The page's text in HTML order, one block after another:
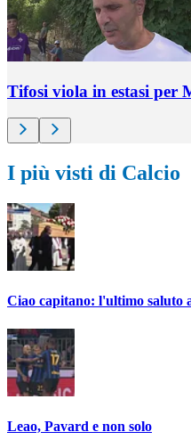
Tifosi viola in estasi per
I più visti di Calcio
Ciao capitano: l'ultimo saluto
Leao, Pavard e non solo